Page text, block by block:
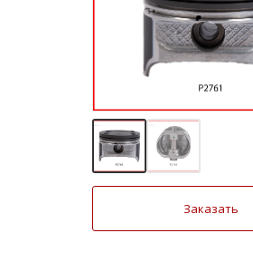
Заказать